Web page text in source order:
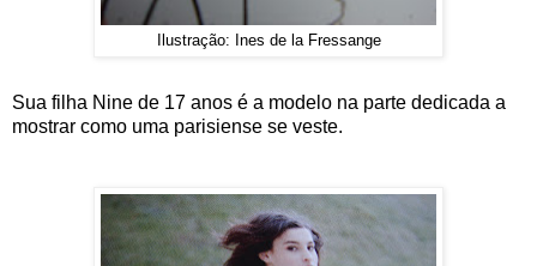
Ilustração: Ines de la Fressange
Sua filha Nine de 17 anos é a modelo na parte dedicada a
mostrar como uma parisiense se veste.